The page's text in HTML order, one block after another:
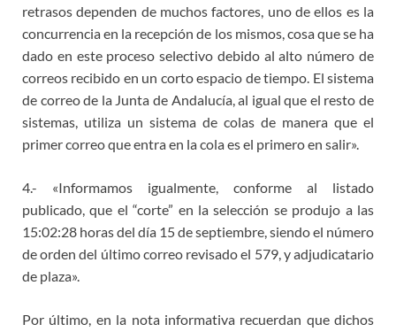
retrasos dependen de muchos factores, uno de ellos es la
concurrencia en la recepción de los mismos, cosa que se ha
dado en este proceso selectivo debido al alto número de
correos recibido en un corto espacio de tiempo. El sistema
de correo de la Junta de Andalucía, al igual que el resto de
sistemas, utiliza un sistema de colas de manera que el
primer correo que entra en la cola es el primero en salir».
4.- «Informamos igualmente, conforme al listado
publicado, que el “corte” en la selección se produjo a las
15:02:28 horas del día 15 de septiembre, siendo el número
de orden del último correo revisado el 579, y adjudicatario
de plaza».
Por último, en la nota informativa recuerdan que dichos